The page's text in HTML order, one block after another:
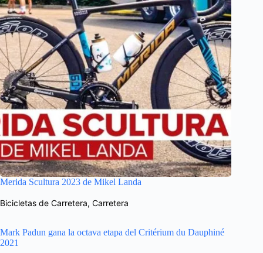
Merida Scultura 2023 de Mikel Landa
Bicicletas de Carretera, Carretera
Mark Padun gana la octava etapa del Critérium du Dauphiné
2021